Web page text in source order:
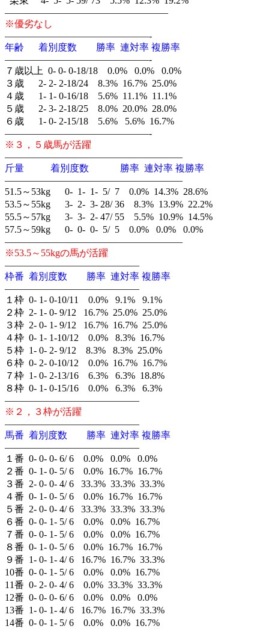
—————————————————
※優劣なし
———————————————-
年齢 着別度数 勝率 連対率 複勝率
———————————————-
７歳以上 0- 0- 0-18/18 0.0% 0.0% 0.0%
３歳 2- 2- 2-18/24 8.3% 16.7% 25.0%
４歳 1- 1- 0-16/18 5.6% 11.1% 11.1%
５歳 2- 3- 2-18/25 8.0% 20.0% 28.0%
６歳 1- 0- 2-15/18 5.6% 5.6% 16.7%
———————————————-
※３，５歳馬が活躍
——————————————————–
斤量 着別度数 勝率 連対率 複勝率
——————————————————–
51.5～53kg 0- 1- 1- 5/ 7 0.0% 14.3% 28.6%
53.5～55kg 3- 2- 3- 28/ 36 8.3% 13.9% 22.2%
55.5～57kg 3- 3- 2- 47/ 55 5.5% 10.9% 14.5%
57.5～59kg 0- 0- 0- 5/ 5 0.0% 0.0% 0.0%
——————————————————–
※53.5～55kgの馬が活躍
——————————————
枠番 着別度数 勝率 連対率 複勝率
——————————————
１枠 0- 1- 0-10/11 0.0% 9.1% 9.1%
２枠 2- 1- 0- 9/12 16.7% 25.0% 25.0%
３枠 2- 0- 1- 9/12 16.7% 16.7% 25.0%
４枠 0- 1- 1-10/12 0.0% 8.3% 16.7%
５枠 1- 0- 2- 9/12 8.3% 8.3% 25.0%
６枠 0- 2- 0-10/12 0.0% 16.7% 16.7%
７枠 1- 0- 2-13/16 6.3% 6.3% 18.8%
８枠 0- 1- 0-15/16 0.0% 6.3% 6.3%
——————————————
※２，３枠が活躍
——————————————
馬番 着別度数 勝率 連対率 複勝率
——————————————
１番 0- 0- 0- 6/ 6 0.0% 0.0% 0.0%
２番 0- 1- 0- 5/ 6 0.0% 16.7% 16.7%
３番 2- 0- 0- 4/ 6 33.3% 33.3% 33.3%
４番 0- 1- 0- 5/ 6 0.0% 16.7% 16.7%
５番 2- 0- 0- 4/ 6 33.3% 33.3% 33.3%
６番 0- 0- 1- 5/ 6 0.0% 0.0% 16.7%
７番 0- 0- 1- 5/ 6 0.0% 0.0% 16.7%
８番 0- 1- 0- 5/ 6 0.0% 16.7% 16.7%
９番 1- 0- 1- 4/ 6 16.7% 16.7% 33.3%
10番 0- 0- 1- 5/ 6 0.0% 0.0% 16.7%
11番 0- 2- 0- 4/ 6 0.0% 33.3% 33.3%
12番 0- 0- 0- 6/ 6 0.0% 0.0% 0.0%
13番 1- 0- 1- 4/ 6 16.7% 16.7% 33.3%
14番 0- 0- 1- 5/ 6 0.0% 0.0% 16.7%